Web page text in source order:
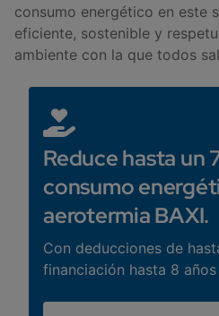
consumo energético en este
eficiente, sostenible y
ambiente con la que todos
Reduce hasta un
consumo
aerotermia BAXI.
Con deducciones de
financiación hasta 8 años